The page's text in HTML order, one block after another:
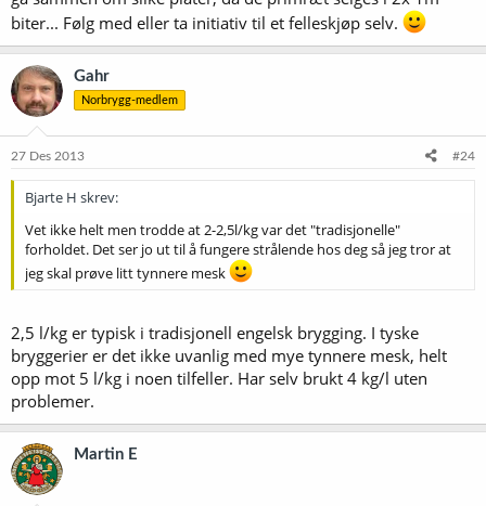
biter... Følg med eller ta initiativ til et felleskjøp selv.
Gahr
Norbrygg-medlem
27 Des 2013 #24
Bjarte H skrev:
Vet ikke helt men trodde at 2-2,5l/kg var det "tradisjonelle"
forholdet. Det ser jo ut til å fungere strålende hos deg så jeg tror at
jeg skal prøve litt tynnere mesk
2,5 l/kg er typisk i tradisjonell engelsk brygging. I tyske
bryggerier er det ikke uvanlig med mye tynnere mesk, helt
opp mot 5 l/kg i noen tilfeller. Har selv brukt 4 kg/l uten
problemer.
Martin E